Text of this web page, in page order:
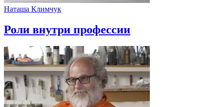
Наташа Климчук
Роли внутри профессии